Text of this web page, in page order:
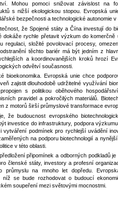
Mohou pomoci snižovat závislost na
s nižší ekologickou stopou. Evropská
bezpečnosti a technologické autonomie
že Spojené státy a Čína investují do
rychle přetavit výzkum do komerčně
regulaci, složité povolovací procesy,
těchto bariér má být jedním z
a koordinovanějších kroků hrozí
odvětví současnosti.
bioekonomika. Evropská unie chce
zajistit dlouhodobě udržitelné využívání
s politikou oběhového
pravidel a pokročilých materiálů.
z motorů širší průmyslové transformace
že budoucnost evropského
investice do infrastruktury, podpora
vytváření podmínek pro rychlejší uvádění
na podporu biotechnologií a
v této oblasti.
připomínek a odborných podkladů je
členské státy, investory a profesní
průmyslu na mnoho let dopředu.
níž se bude rozhodovat o budoucí
soupeření mezi světovými mocnostmi.